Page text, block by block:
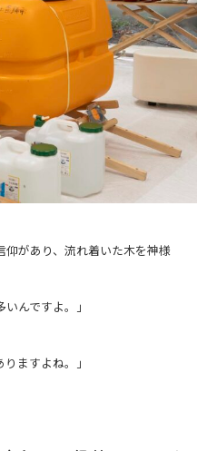
仰があり、流れ着いた木を神様
んですよ。」
ますよね。」